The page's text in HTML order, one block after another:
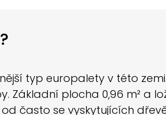
typ europalety v této
plocha 0,96 m² a
často se vyskytujících